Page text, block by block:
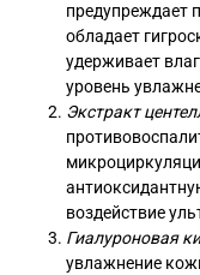
предупреждает
обладает
удерживает
уровень
Экстракт
воздействие
Гиалуроновая
увлажнение